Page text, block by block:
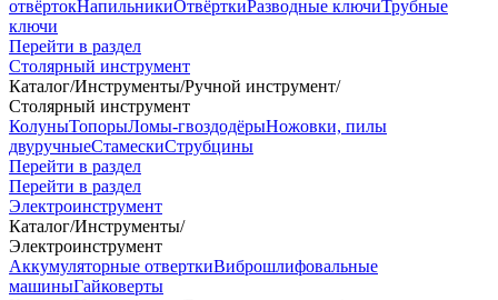
отвёртокНапильникиОтвёрткиРазводные ключиТрубные
ключи
Перейти в раздел
Столярный инструмент
Каталог/Инструменты/Ручной инструмент/
Столярный инструмент
КолуныТопорыЛомы-гвоздодёрыНожовки, пилы
двуручныеСтамескиСтрубцины
Перейти в раздел
Перейти в раздел
Электроинструмент
Каталог/Инструменты/
Электроинструмент
Аккумуляторные отверткиВиброшлифовальные
машиныГайковерты